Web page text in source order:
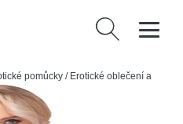
Vyhledávání
pomůcky / Erotické oblečení a
Cottelli Costumes Šaty - školní